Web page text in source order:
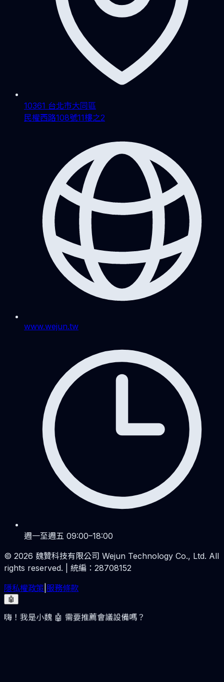
10361 台北市大同區
民權西路108號11樓之2
www.wejun.tw
週一至週五 09:00–18:00
© 2026 魏贊科技有限公司 Wejun Technology Co., Ltd. All
rights reserved. | 統編：28708152
隱私權政策 服務條款
🤖
嗨！我是小魏 🤖 需要推薦會議設備嗎？